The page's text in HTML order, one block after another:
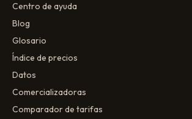
Centro de ayuda
Blog
Glosario
Índice de precios
Datos
Comercializadoras
Comparador de tarifas